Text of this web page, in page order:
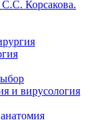
Корсакова.
и вирусология